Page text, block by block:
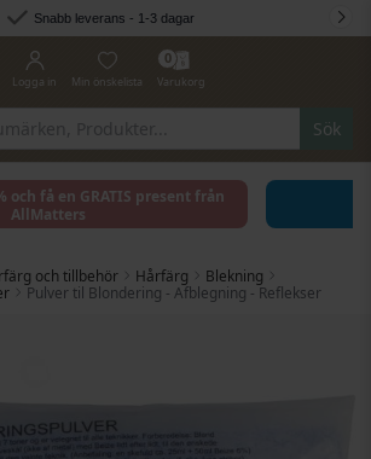
Snabb leverans - 1-3 dagar
Sök
Logga in Min önskelista
0
Varukorg
och få en GRATIS present från
AllMatters
och tillbehör Hårfärg
Blekning
Pulver til Blondering - Afblegning - Reflekser